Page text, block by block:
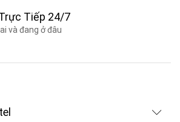
Tiếp 24/7
và đang ở đâu